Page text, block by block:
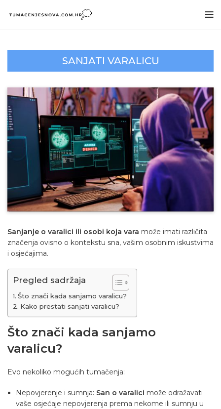
SANJATI VARALICU
Sanjanje o varalici ili osobi koja vara može imati različita
značenja ovisno o kontekstu sna, vašim osobnim iskustvima
i osjećajima.
Pregled sadržaja
Što znači kada sanjamo varalicu?
Kako prestati sanjati varalicu?
Što znači kada sanjamo
varalicu?
Evo nekoliko mogućih tumačenja:
Nepovjerenje i sumnja: San o varalici može odražavati
vaše osjećaje nepovjerenja prema nekome ili sumnju u